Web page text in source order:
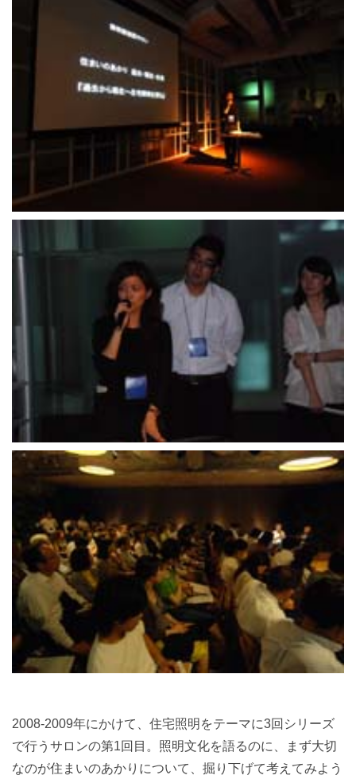
2008-2009年にかけて、住宅照明をテーマに3回シリーズ
で行うサロンの第1回目。照明文化を語るのに、まず大切
なのが住まいのあかりについて、掘り下げて考えてみよう